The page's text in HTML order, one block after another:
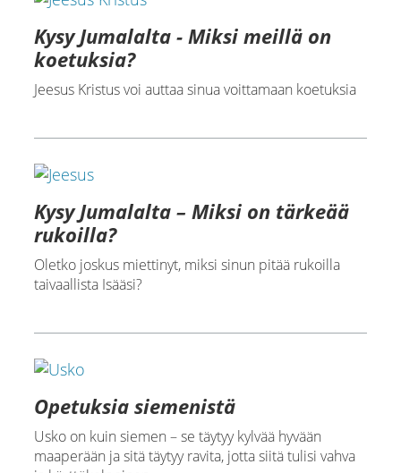
Kysy Jumalalta - Miksi meillä on
koetuksia?
Jeesus Kristus voi auttaa sinua voittamaan koetuksia
Kysy Jumalalta – Miksi on tärkeää
rukoilla?
Oletko joskus miettinyt, miksi sinun pitää rukoilla
taivaallista Isääsi?
Opetuksia siemenistä
Usko on kuin siemen – se täytyy kylvää hyvään
maaperään ja sitä täytyy ravita, jotta siitä tulisi vahva